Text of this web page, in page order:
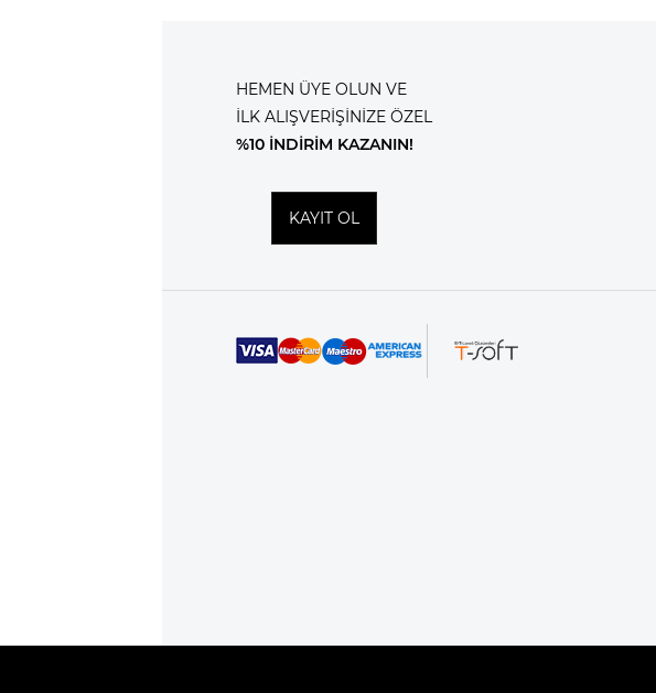
HEMEN ÜYE OLUN VE
İLK ALIŞVERİŞİNİZE ÖZEL
%10 İNDİRİM KAZANIN!
KAYIT OL